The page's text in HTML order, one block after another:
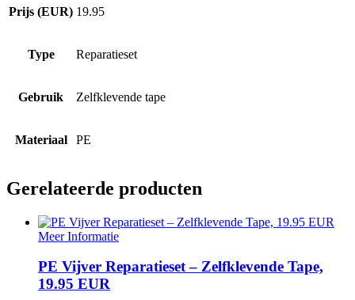
Prijs (EUR) 19.95
Type Reparatieset
Gebruik Zelfklevende tape
Materiaal PE
Gerelateerde producten
Meer Informatie
PE Vijver Reparatieset – Zelfklevende Tape,
19.95 EUR